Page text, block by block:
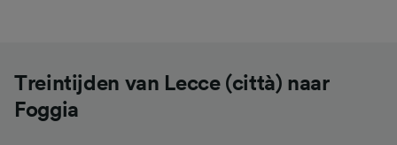
Treintijden van Lecce (città) naar
Foggia